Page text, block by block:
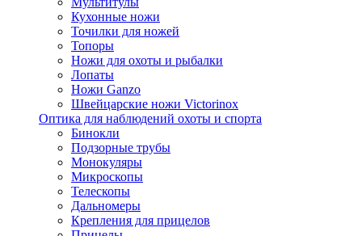
Кухонные ножи
Точилки для ножей
Топоры
Ножи для охоты и рыбалки
Лопаты
Ножи Ganzo
Швейцарские ножи Victorinox
Оптика для наблюдений охоты и спорта
Бинокли
Подзорные трубы
Монокуляры
Микроскопы
Телескопы
Дальномеры
Крепления для прицелов